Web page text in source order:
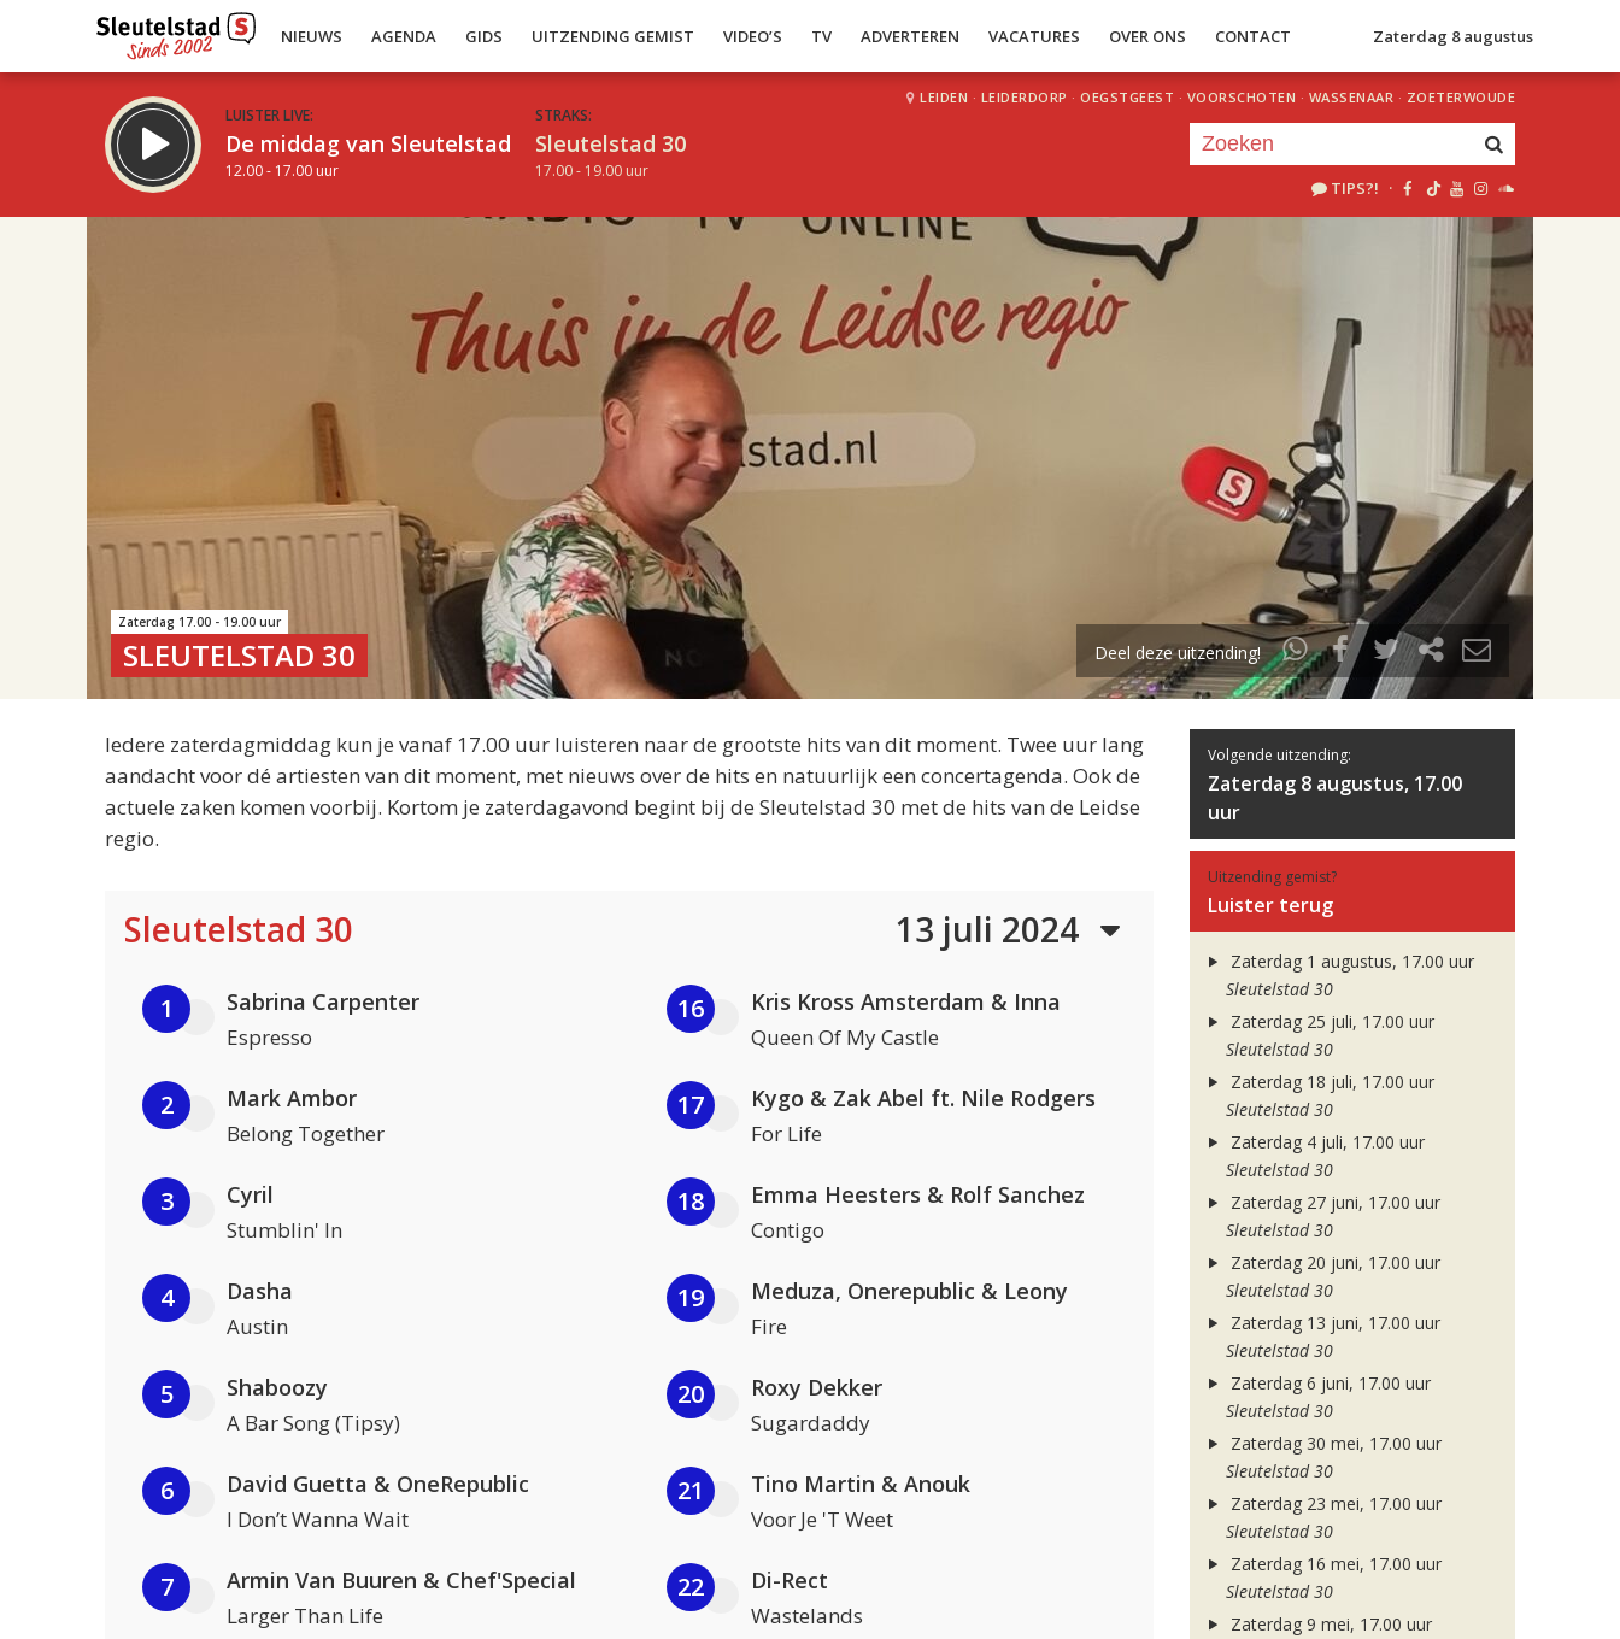
NIEUWS AGENDA GIDS UITZENDING GEMIST VIDEO’S TV ADVERTEREN VACATURES OVER ONS CONTACT Zaterdag 8 augustus
LUISTER LIVE:
De middag van Sleutelstad
12.00 - 17.00 uur
STRAKS:
Sleutelstad 30
17.00 - 19.00 uur
LEIDEN · LEIDERDORP · OEGSTGEEST · VOORSCHOTEN · WASSENAAR · ZOETERWOUDE
TIPS?! ·
uur 1 van 2
Volgend uur
Zaterdag 17.00 - 19.00 uur
SLEUTELSTAD 30 Deel deze uitzending!
Iedere zaterdagmiddag kun je vanaf 17.00 uur luisteren naar de grootste hits van dit moment. Twee uur lang
aandacht voor dé artiesten van dit moment, met nieuws over de hits en natuurlijk een concertagenda. Ook de
actuele zaken komen voorbij. Kortom je zaterdagavond begint bij de Sleutelstad 30 met de hits van de Leidse
regio.
Sleutelstad 30 13 juli 2024
1 Sabrina Carpenter
Espresso
2 Mark Ambor
Belong Together
3 Cyril
Stumblin' In
4 Dasha
Austin
5 Shaboozy
A Bar Song (Tipsy)
6 David Guetta & OneRepublic
I Don’t Wanna Wait
7 Armin Van Buuren & Chef'Special
Larger Than Life
16 Kris Kross Amsterdam & Inna
Queen Of My Castle
17 Kygo & Zak Abel ft. Nile Rodgers
For Life
18 Emma Heesters & Rolf Sanchez
Contigo
19 Meduza, Onerepublic & Leony
Fire
20 Roxy Dekker
Sugardaddy
21 Tino Martin & Anouk
Voor Je 'T Weet
22 Di-Rect
Wastelands
Volgende uitzending:
Zaterdag 8 augustus, 17.00
uur
Uitzending gemist?
Luister terug
Zaterdag 1 augustus, 17.00 uur
Sleutelstad 30
Zaterdag 25 juli, 17.00 uur
Sleutelstad 30
Zaterdag 18 juli, 17.00 uur
Sleutelstad 30
Zaterdag 4 juli, 17.00 uur
Sleutelstad 30
Zaterdag 27 juni, 17.00 uur
Sleutelstad 30
Zaterdag 20 juni, 17.00 uur
Sleutelstad 30
Zaterdag 13 juni, 17.00 uur
Sleutelstad 30
Zaterdag 6 juni, 17.00 uur
Sleutelstad 30
Zaterdag 30 mei, 17.00 uur
Sleutelstad 30
Zaterdag 23 mei, 17.00 uur
Sleutelstad 30
Zaterdag 16 mei, 17.00 uur
Sleutelstad 30
Zaterdag 9 mei, 17.00 uur